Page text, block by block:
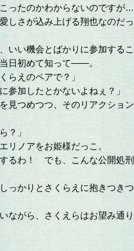
ったのかわからないのです
さが込み上げる翔也なのだ
い機会とばかりに参加する
日初めて知って――。
らえのペアで？」
参加したとかないよねぇ？」
つめつつ、そのリアクショ
？」
ノアをお姫様だっこ。
るわ！ でも、こんな公開処
かりとさくらえに抱きつき
がら、さくえらはお望み通